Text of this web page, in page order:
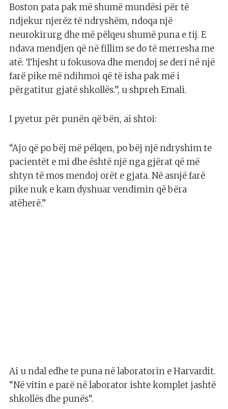
Boston pata pak më shumë mundësi për të
ndjekur njerëz të ndryshëm, ndoqa një
neurokirurg dhe më pëlqeu shumë puna e tij. E
ndava mendjen që në fillim se do të merresha me
atë. Thjesht u fokusova dhe mendoj se deri në një
farë pike më ndihmoi që të isha pak më i
përgatitur gjatë shkollës.”, u shpreh Emali.
I pyetur për punën që bën, ai shtoi:
“Ajo që po bëj më pëlqen, po bëj një ndryshim te
pacientët e mi dhe është një nga gjërat që më
shtyn të mos mendoj orët e gjata. Në asnjë farë
pike nuk e kam dyshuar vendimin që bëra
atëherë.”
Ai u ndal edhe te puna në laboratorin e Harvardit.
“Në vitin e parë në laborator ishte komplet jashtë
shkollës dhe punës“.